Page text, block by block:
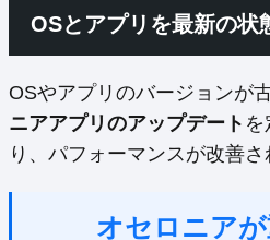
OSとアプリを最新の状
OSやアプリのバージョンが
ニアアプリのアップデート
り、パフォーマンスが改善さ
オセロニア